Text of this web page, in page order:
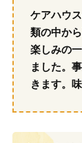
ケアハウ
類の中か
楽しみの
ました。
きます。